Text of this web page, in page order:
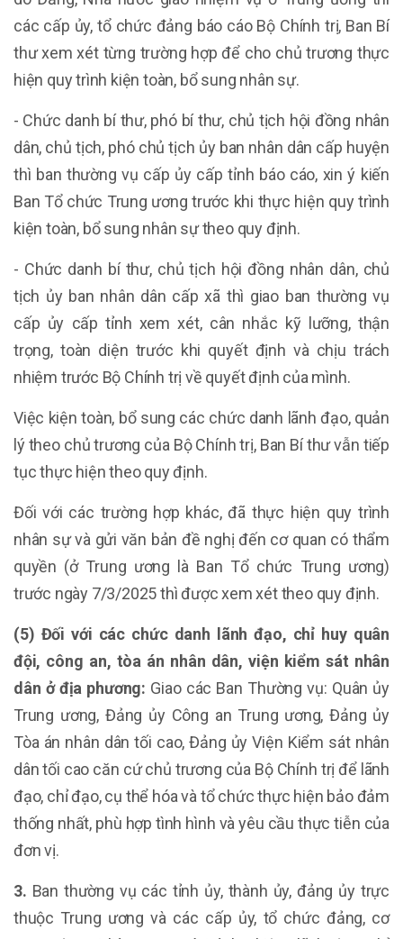
các cấp ủy, tổ chức đảng báo cáo Bộ Chính trị, Ban Bí
thư xem xét từng trường hợp để cho chủ trương thực
hiện quy trình kiện toàn, bổ sung nhân sự.
- Chức danh bí thư, phó bí thư, chủ tịch hội đồng nhân
dân, chủ tịch, phó chủ tịch ủy ban nhân dân cấp huyện
thì ban thường vụ cấp ủy cấp tỉnh báo cáo, xin ý kiến
Ban Tổ chức Trung ương trước khi thực hiện quy trình
kiện toàn, bổ sung nhân sự theo quy định.
- Chức danh bí thư, chủ tịch hội đồng nhân dân, chủ
tịch ủy ban nhân dân cấp xã thì giao ban thường vụ
cấp ủy cấp tỉnh xem xét, cân nhắc kỹ lưỡng, thận
trọng, toàn diện trước khi quyết định và chịu trách
nhiệm trước Bộ Chính trị về quyết định của mình.
Việc kiện toàn, bổ sung các chức danh lãnh đạo, quản
lý theo chủ trương của Bộ Chính trị, Ban Bí thư vẫn tiếp
tục thực hiện theo quy định.
Đối với các trường hợp khác, đã thực hiện quy trình
nhân sự và gửi văn bản đề nghị đến cơ quan có thẩm
quyền (ở Trung ương là Ban Tổ chức Trung ương)
trước ngày 7/3/2025 thì được xem xét theo quy định.
(5) Đối với các chức danh lãnh đạo, chỉ huy quân
đội, công an, tòa án nhân dân, viện kiểm sát nhân
dân ở địa phương: Giao các Ban Thường vụ: Quân ủy
Trung ương, Đảng ủy Công an Trung ương, Đảng ủy
Tòa án nhân dân tối cao, Đảng ủy Viện Kiểm sát nhân
dân tối cao căn cứ chủ trương của Bộ Chính trị để lãnh
đạo, chỉ đạo, cụ thể hóa và tổ chức thực hiện bảo đảm
thống nhất, phù hợp tình hình và yêu cầu thực tiễn của
đơn vị.
3. Ban thường vụ các tỉnh ủy, thành ủy, đảng ủy trực
thuộc Trung ương và các cấp ủy, tổ chức đảng, cơ